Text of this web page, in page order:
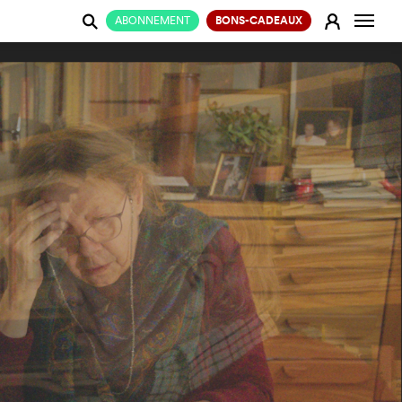
ABONNEMENT BONS-CADEAUX E
j